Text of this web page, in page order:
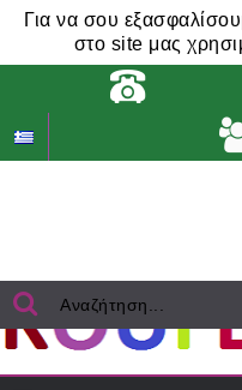
Για να σου
στο site μας